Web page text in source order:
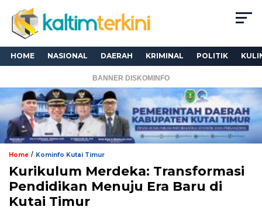
HOME NASIONAL DAERAH KRIMINAL POLITIK
BANNER DISKOMINFO
Home / Kominfo Kutai Timur
Kurikulum Merdeka: Transformasi
Pendidikan Menuju Era Baru di
Kutai Timur